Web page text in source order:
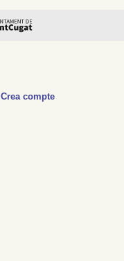
Crea compte